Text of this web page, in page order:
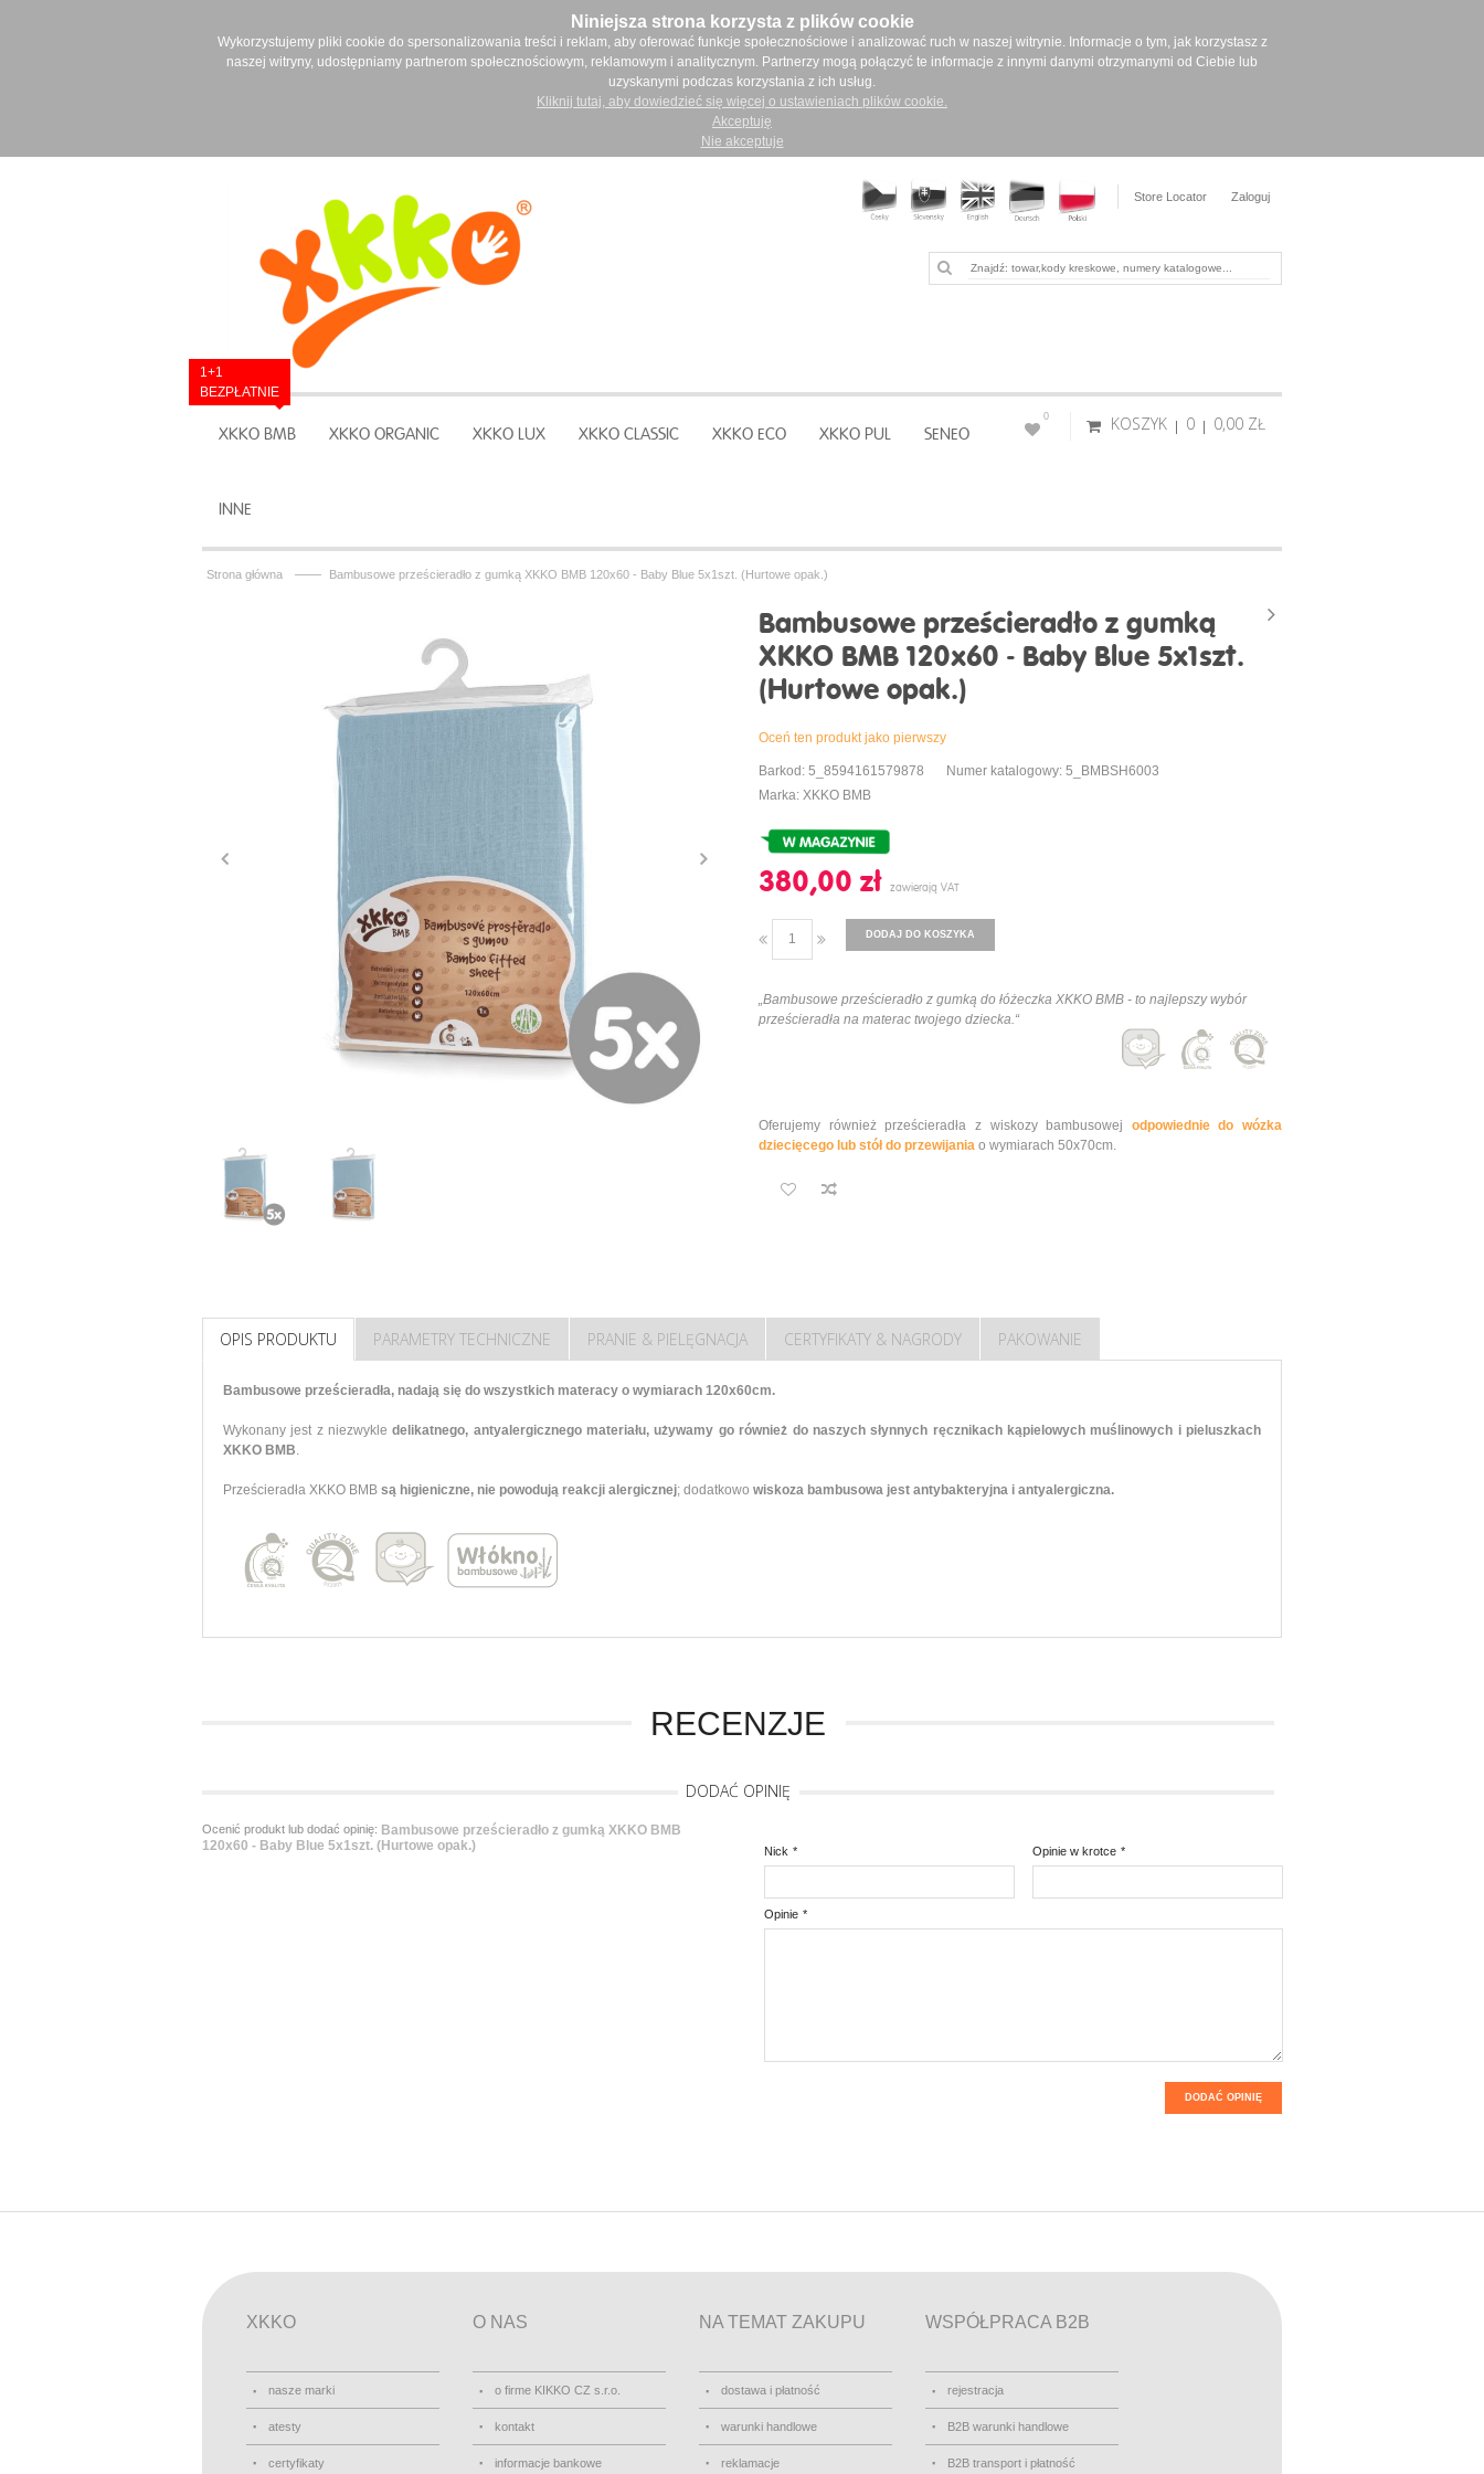
Niniejsza strona korzysta z plików cookie
Wykorzystujemy pliki cookie do spersonalizowania treści i reklam, aby oferować funkcje społecznościowe i analizować ruch w naszej witrynie. Informacje o tym, jak korzystasz z
naszej witryny, udostępniamy partnerom społecznościowym, reklamowym i analitycznym. Partnerzy mogą połączyć te informacje z innymi danymi otrzymanymi od Ciebie lub
uzyskanymi podczas korzystania z ich usług.
Kliknij tutaj, aby dowiedzieć się więcej o ustawieniach plików cookie.
Akceptuję
Nie akceptuje
Store Locator Zaloguj
XKKO BMB
1+1
BEZPŁATNIE
XKKO ORGANIC XKKO LUX XKKO CLASSIC XKKO ECO XKKO PUL SENEO
INNE
KOSZYK 0 0,00 ‎ZŁ
0
Strona główna —— Bambusowe prześcieradło z gumką XKKO BMB 120x60 - Baby Blue 5x1szt. (Hurtowe opak.)
Bambusowe prześcieradło z gumką
XKKO BMB 120x60 - Baby Blue 5x1szt.
(Hurtowe opak.)
Oceń ten produkt jako pierwszy
Barkod: 5_8594161579878
Numer katalogowy: 5_BMBSH6003
Marka: XKKO BMB
380,00 ‎zł
DODAJ DO KOSZYKA
„Bambusowe prześcieradło z gumką do łóżeczka XKKO BMB - to najlepszy wybór
prześcieradła na materac twojego dziecka.“
Oferujemy również prześcieradła z wiskozy bambusowej odpowiednie do wózka
dziecięcego lub stół do przewijania o wymiarach 50x70cm.
OPIS PRODUKTU PARAMETRY TECHNICZNE PRANIE & PIELĘGNACJA CERTYFIKATY & NAGRODY PAKOWANIE
Bambusowe prześcieradła, nadają się do wszystkich materacy o wymiarach 120x60cm.
Wykonany jest z niezwykledelikatnego, antyalergicznego materiału, używamy go również do naszych słynnych ręcznikach kąpielowych muślinowych i pieluszkach
XKKO BMB
Prześcieradła XKKO BMB są higieniczne, nie powodują reakcji alergicznej; dodatkowo wiskoza bambusowa jest antybakteryjna i antyalergiczna.
RECENZJE
DODAĆ OPINIĘ
Ocenić produkt lub dodać opinię: Bambusowe prześcieradło z gumką XKKO BMB
120x60 - Baby Blue 5x1szt. (Hurtowe opak.)
*
Nick *
Opinie w krotce
*
Opinie
DODAĆ OPINIĘ
XKKO
nasze marki
atesty
certyfikaty
O NAS
o firme KIKKO CZ s.r.o.
kontakt
informacje bankowe
NA TEMAT ZAKUPU
dostawa i płatność
warunki handlowe
reklamacje
WSPÓŁPRACA B2B
rejestracja
B2B warunki handlowe
B2B transport i płatność